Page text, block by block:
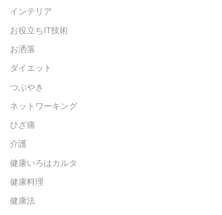
インテリア
お役立ちIT技術
お洒落
ダイエット
つぶやき
ネットワーキング
ひざ痛
介護
健康いろはカルタ
健康料理
健康法